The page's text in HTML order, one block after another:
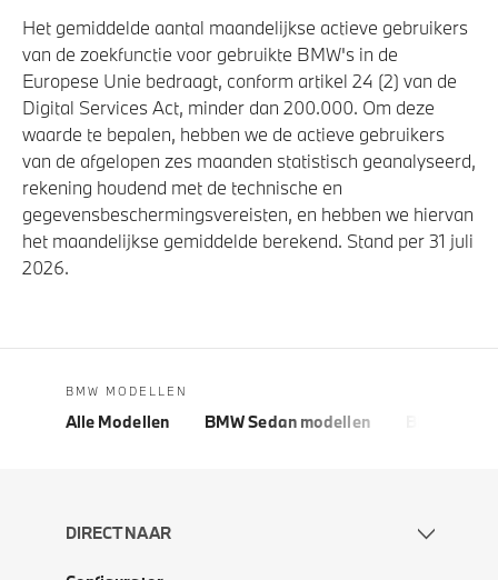
Het gemiddelde aantal maandelijkse actieve gebruikers
van de zoekfunctie voor gebruikte BMW's in de
Europese Unie bedraagt, conform artikel 24 (2) van de
Digital Services Act, minder dan 200.000. Om deze
waarde te bepalen, hebben we de actieve gebruikers
van de afgelopen zes maanden statistisch geanalyseerd,
rekening houdend met de technische en
gegevensbeschermingsvereisten, en hebben we hiervan
het maandelijkse gemiddelde berekend. Stand per 31 juli
2026.
BMW MODELLEN
Alle Modellen BMW Sedan modellen
DIRECT NAAR